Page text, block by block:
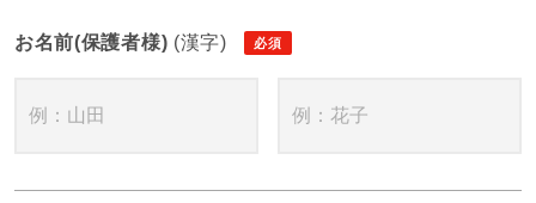
お名前(保護者様) (漢字)